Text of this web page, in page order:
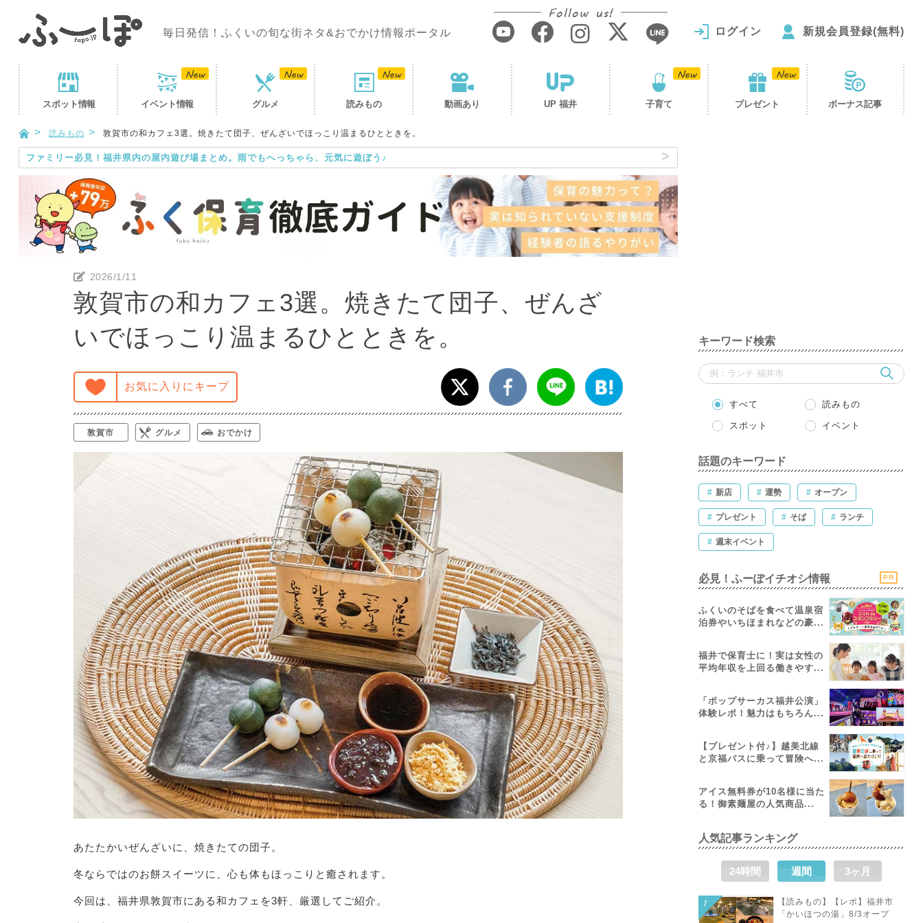
毎日発信！ふくいの旬な街ネタ&おでかけ情報ポータル
Follow us!
ログイン 新規会員登録(無料)
スポット情報 イベント情報 グルメ 読みもの 動画あり UP 福井 子育て プレゼント ボーナス記事
読みもの 敦賀市の和カフェ3選。焼きたて団子、ぜんざいでほっこり温まるひとときを。
ファミリー必見！福井県内の屋内遊び場まとめ。雨でもへっちゃら、元気に遊ぼう♪
2026/1/11
敦賀市の和カフェ3選。焼きたて団子、ぜんざ
いでほっこり温まるひとときを。
お気に入りにキープ
敦賀市 グルメ おでかけ
あたたかいぜんざいに、焼きたての団子。
冬ならではのお餅スイーツに、心も体もほっこりと癒されます。
今回は、福井県敦賀市にある和カフェを3軒、厳選してご紹介。
キーワード検索
すべて 読みもの
スポット イベント
話題のキーワード
# 新店 # 運勢 # オープン
# プレゼント # そば # ランチ
# 週末イベント
必見！ふーぽイチオシ情報 PR
ふくいのそばを食べて温泉宿
泊券やいちほまれなどの豪...
福井で保育士に！実は女性の
平均年収を上回る働きやす...
「ポップサーカス福井公演」
体験レポ！魅力はもちろん...
【プレゼント付♪】越美北線
と京福バスに乗って冒険へ...
アイス無料券が10名様に当た
る！御素麺屋の人気商品...
人気記事ランキング
24時間 週間 3ヶ月
【読みもの】【レポ】福井市
「かいほつの湯」8/3オープ